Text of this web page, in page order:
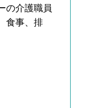
の介護職員
食事、排